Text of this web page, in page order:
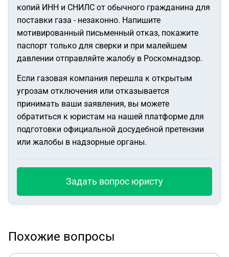
копий ИНН и СНИЛС от обычного гражданина для
поставки газа - незаконно. Напишите
мотивированный письменный отказ, покажите
паспорт только для сверки и при малейшем
давлении отправляйте жалобу в Роскомнадзор.
Если газовая компания перешла к открытым
угрозам отключения или отказывается
принимать ваши заявления, вы можете
обратиться к юристам на нашей платформе для
подготовки официальной досудебной претензии
или жалобы в надзорные органы.
Задать вопрос юристу
Похожие вопросы